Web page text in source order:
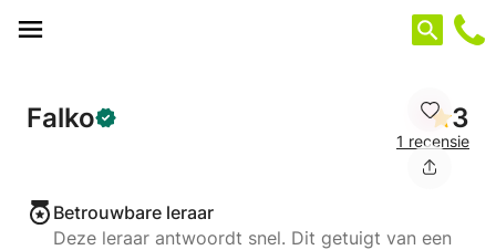
Falko 3
1 recensie
Betrouwbare leraar
Deze leraar antwoordt snel. Dit getuigt van een